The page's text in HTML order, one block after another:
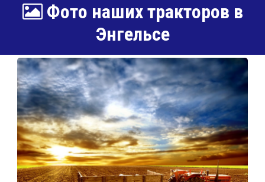
Фото наших тракторов в
Энгельсе